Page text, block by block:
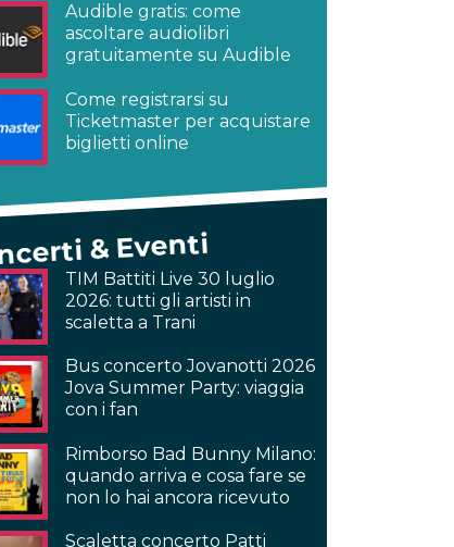
Audible gratis: come
ascoltare audiolibri
gratuitamente su Audible
Come registrarsi su
Ticketmaster per acquistare
biglietti online
& Eventi
TIM Battiti Live 30 luglio
2026: tutti gli artisti in
scaletta a Trani
Bus concerto Jovanotti 2026
Jova Summer Party: viaggia
con i fan
Rimborso Bad Bunny Milano:
quando arriva e cosa fare se
non lo hai ancora ricevuto
Scaletta concerto Patti